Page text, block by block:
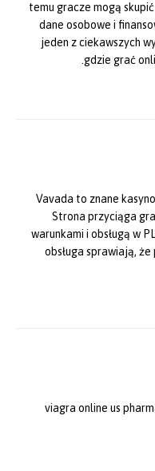
temu gracze mogą
dane osobowe i
jeden z ciekawszych
gdzie grać
Vavada to znane
Strona przyciąga
warunkami i obsługą w
obsługa sprawiają,
viagra online us